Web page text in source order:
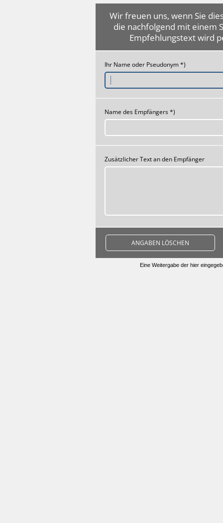
Wir freuen uns, wenn Sie
die nachfolgend mit einem
Empfehlungstext wird
Ihr Name oder Pseudonym *)
Name des Empfängers *)
Zusätzlicher Text an den Empfänger
ANGABEN LÖSCHEN
Eine Weitergabe der hier